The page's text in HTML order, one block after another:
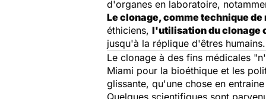
d'organes en laboratoire,
Le clonage, comme technique
éthiciens, l'utilisation du clonage
jusqu'à la réplique d'êtres
Le clonage à des fins médicales "
Miami pour la bioéthique et les
glissante, qu'une chose en
Quelques scientifiques sont